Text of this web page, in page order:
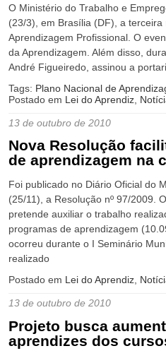
O Ministério do Trabalho e
(23/3), em Brasília (DF), a
Aprendizagem Profissional. O
da Aprendizagem. Além disso,
André Figueiredo, assinou a
Tags: Plano Nacional de
Postado em Lei do Aprendiz
13 de outubro de 2010
Nova Resolução
de aprendizagem na
Foi publicado no Diário Oficial do
(25/11), a Resolução nº 97/2009.
pretende auxiliar o trabalho
programas de aprendizagem
ocorreu durante o I Seminário
realizado
Postado em Lei do Aprendiz
13 de outubro de 2010
Projeto busca
aprendizes dos